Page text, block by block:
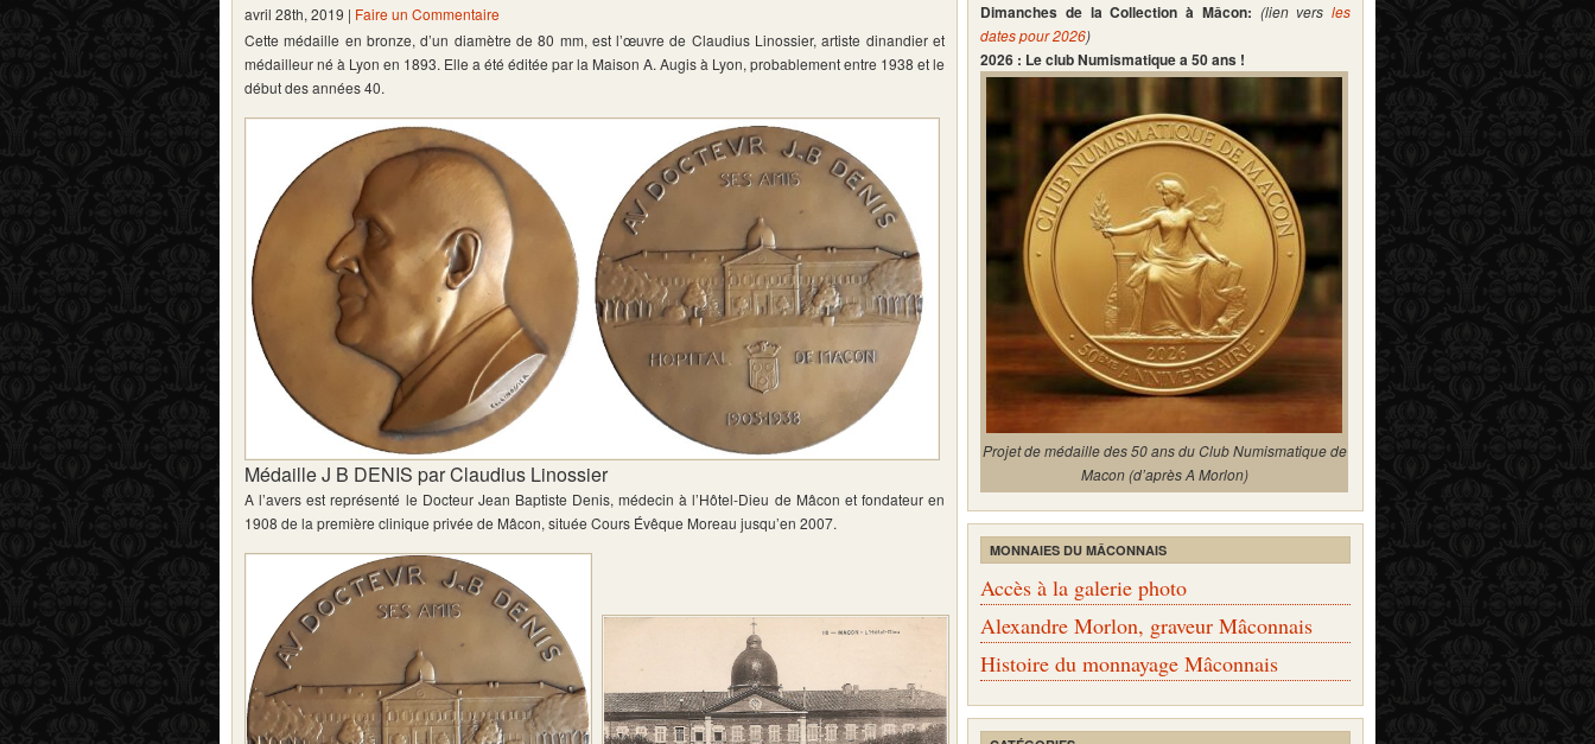
avril 28th, 2019 | Faire un Commentaire
Cette médaille en bronze, d’un diamètre de 80 mm, est l’œuvre de Claudius Linossier, artiste dinandier et
médailleur né à Lyon en 1893. Elle a été éditée par la Maison A. Augis à Lyon, probablement entre 1938 et le
début des années 40.
Médaille J B DENIS par Claudius Linossier
A l’avers est représenté le Docteur Jean Baptiste Denis, médecin à l’Hôtel-Dieu de Mâcon et fondateur en
1908 de la première clinique privée de Mâcon, située Cours Évêque Moreau jusqu’en 2007.
Dimanches de la Collection à Mâcon: (lien vers les
dates pour 2026)
2026 : Le club Numismatique a 50 ans !
Projet de médaille des 50 ans du Club Numismatique de
Macon (d’après A Morlon)
MONNAIES DU MÂCONNAIS
Accès à la galerie photo
Alexandre Morlon, graveur Mâconnais
Histoire du monnayage Mâconnais